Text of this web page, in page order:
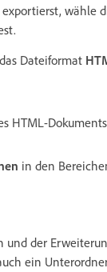
wähle
Dateiformat
HTML-
in den
der
ein